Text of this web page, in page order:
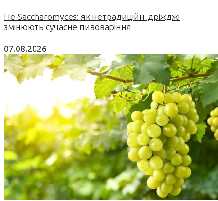
Не-Saccharomyces: як нетрадиційні дріжджі
змінюють сучасне пивоваріння
07.08.2026